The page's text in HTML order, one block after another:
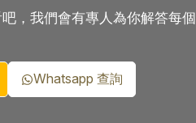
，我們會有專人為你解答每個
Whatsapp 查詢